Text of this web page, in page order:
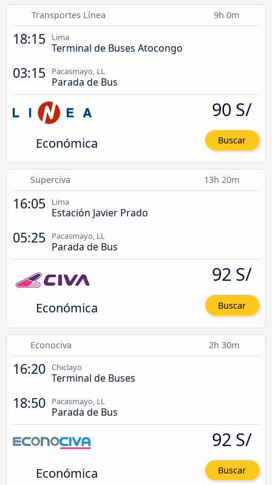
Transportes Línea 9h 0m
18:15 Lima
Terminal de Buses Atocongo
03:15 Pacasmayo, LL
Parada de Bus
Económica
90 S/
Buscar
Superciva 13h 20m
16:05 Lima
Estación Javier Prado
05:25 Pacasmayo, LL
Parada de Bus
Económica
92 S/
Buscar
Econociva 2h 30m
16:20 Chiclayo
Terminal de Buses
18:50 Pacasmayo, LL
Parada de Bus
Económica
92 S/
Buscar